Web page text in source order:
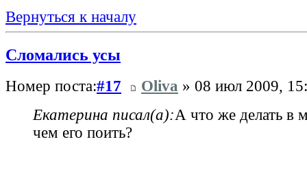
Вернуться к началу
Сломались усы
Номер поста:#17 Oliva » 08 июл 2009,
Екатерина писал(а):А что же делать в
чем его поить?